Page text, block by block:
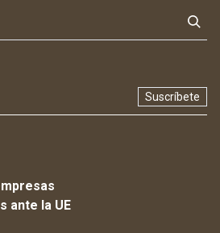
Suscríbete
ante la UE